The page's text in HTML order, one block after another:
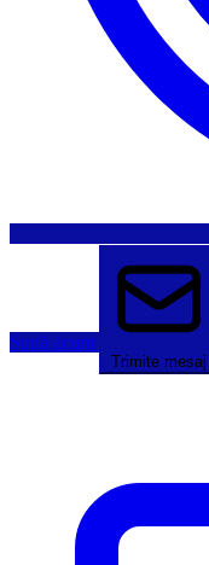
Sună acum
Trimite mesaj